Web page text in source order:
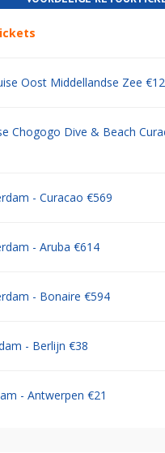
Oost Middellandse Zee
Chogogo Dive & Beach
- Curacao €569
- Aruba €614
- Bonaire €594
- Berlijn €38
- Antwerpen €21